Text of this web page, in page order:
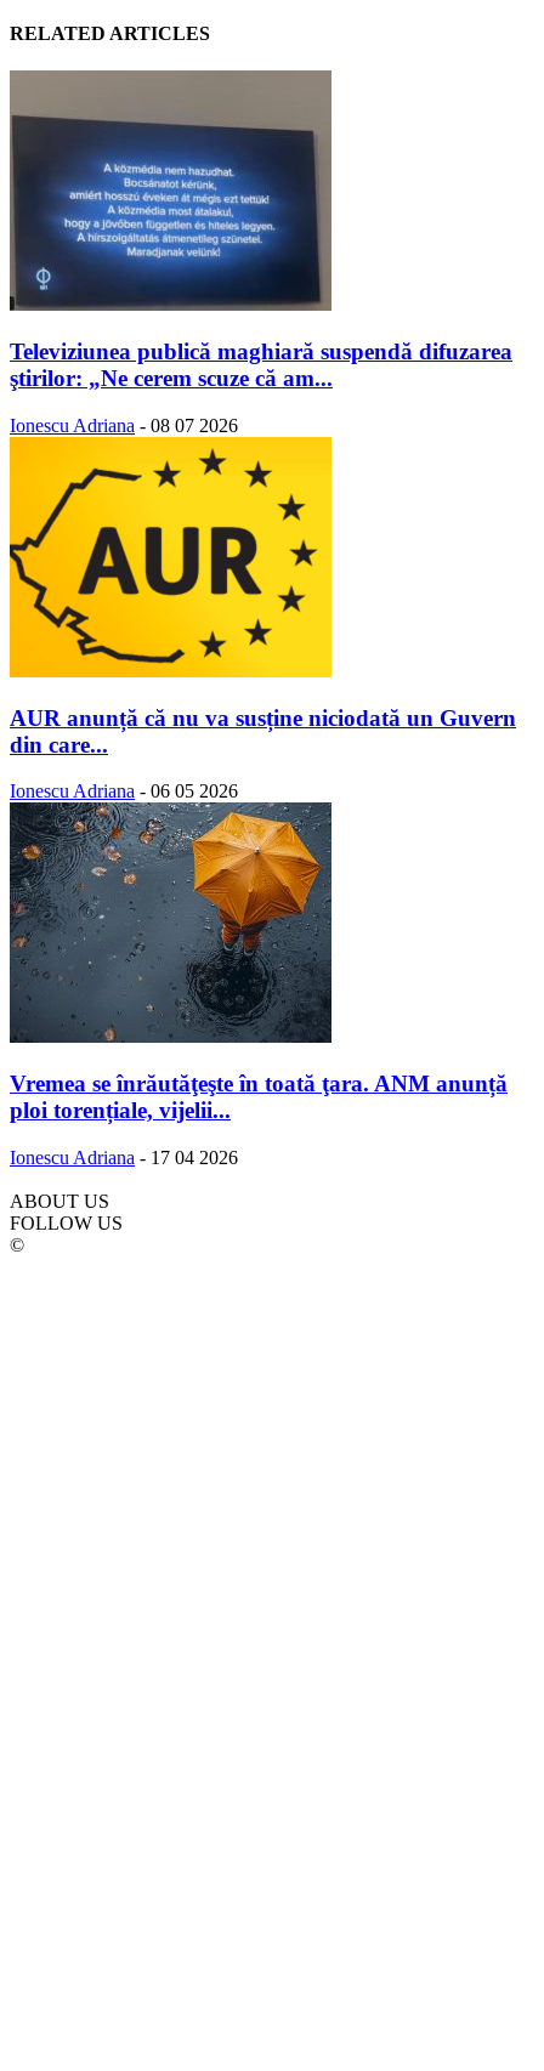
RELATED ARTICLES
Televiziunea publică maghiară suspendă difuzarea
ştirilor: „Ne cerem scuze că am...
Ionescu Adriana - 08 07 2026
AUR anunță că nu va susține niciodată un Guvern
din care...
Ionescu Adriana - 06 05 2026
Vremea se înrăutăţeşte în toată ţara. ANM anunță
ploi torențiale, vijelii...
Ionescu Adriana - 17 04 2026
ABOUT US
FOLLOW US
©